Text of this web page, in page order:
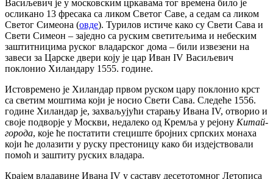
Васиљевич је у московским цркавама тог времена било је
осликано 13 фресака са ликом Светог Саве, а седам са ликом
Светог Симеона (овде). Турилов истиче како су Свети Сава и
Свети Симеон – заједно са руским светитељима и небеским
заштитницима руског владарског дома – били извезени на
завеси за Царске двери коју је цар Иван IV Васиљевич
поклонио Хиландару 1555. године.
Истовремено је Хиландар првом руском цару поклонио крст
са светим моштима који је носио Свети Сава. Следеће 1556.
године Хиландар је, захваљујући старању Ивана IV, отворио и
своје подворје у Москви, недалеко од Кремља у рејону Китай-
города, које ће постатити стециште бројних српских монаха
који ће долазити у руску престоницу како би издејствовали
помоћ и заштиту руских владара.
Крајем владавине Ивана IV у саставу десетотомног Летописа